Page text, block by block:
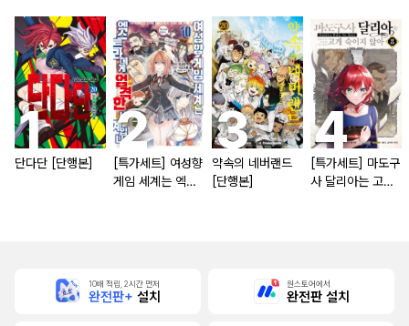
단다단 [단행본]
[특가세트] 여성향
게임 세계는 엑스
약속의 네버랜드
[단행본]
[특가세트] 마도구
사 달리아는 고개
10배 적립, 2시간 먼저
완전판+ 설치
원스토어에서
완전판 설치